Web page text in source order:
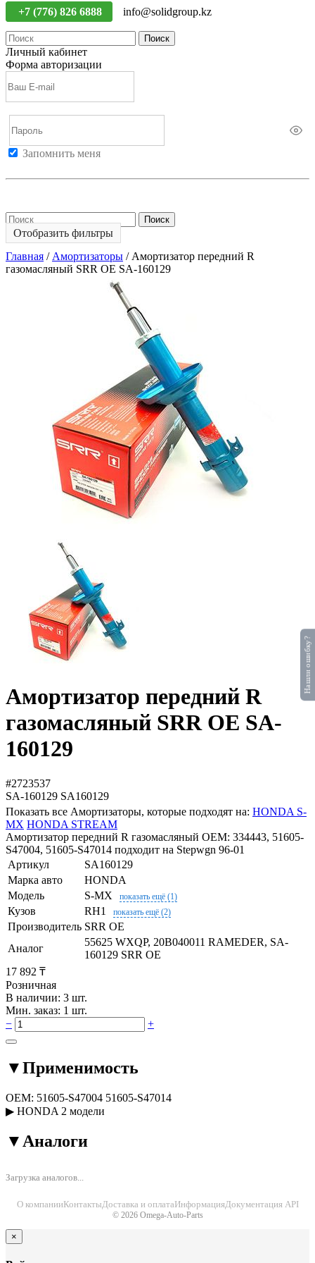
+7 (776) 826 6888 info@solidgroup.kz
Поиск
Личный кабинет
Форма авторизации
Запомнить меня
Поиск
Отобразить фильтры
Главная / Амортизаторы / Амортизатор передний R
газомасляный SRR OE SA-160129
Амортизатор передний R
газомасляный SRR OE SA-
160129
#2723537
SA-160129 SA160129
Показать все Амортизаторы, которые подходят на: HONDA S-
MX HONDA STREAM
Амортизатор передний R газомасляный OEM: 334443, 51605-
S47004, 51605-S47014 подходит на Stepwgn 96-01
Артикул
SA160129
Марка авто
HONDA
Модель
S-MX показать ещё (1)
Кузов RH1 показать ещё (2)
Производитель SRR OE
Аналог
55625 WXQP, 20B040011 RAMEDER, SA-
160129 SRR OE
17 892 ₸
Розничная
В наличии: 3 шт.
Мин. заказ: 1 шт.
−
+
▼Применимость
OEM: 51605-S47004 51605-S47014
▶ HONDA 2 модели
▼ Аналоги
Загрузка аналогов...
О компанииКонтактыДоставка и оплатаИнформацияДокументация API
© 2026 Omega-Auto-Parts
×
Нашли ошибку?